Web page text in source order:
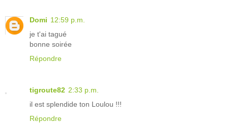
Domi 12:59 p.m.
je t'ai tagué
bonne soirée
Répondre
tigroute82 2:33 p.m.
il est splendide ton Loulou !!!
Répondre